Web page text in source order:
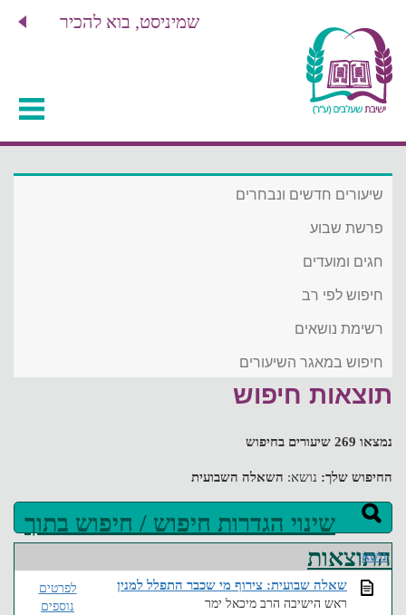
שמיניסט, בוא להכיר
שיעורים חדשים ונבחרים
פרשת שבוע
חגים ומועדים
חיפוש לפי רב
רשימת נושאים
חיפוש במאגר השיעורים
תוצאות חיפוש
נמצאו 269 שיעורים בחיפוש
החיפוש שלך: נושא: השאלה השבועית
שינוי הגדרות חיפוש / חיפוש בתוך
התוצאות
נושא
לפרטים
נוספים
שאלה שבועית: צירוף מי שכבר התפלל למנין
ראש הישיבה הרב מיכאל ימר